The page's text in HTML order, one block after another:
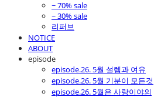
~ 70% sale
~ 30% sale
리퍼브
NOTICE
ABOUT
episode
episode.26. 5월 설렘과 여유
episode.26. 5월 기분이 모든것
episode.26. 5월은 사랑이야의